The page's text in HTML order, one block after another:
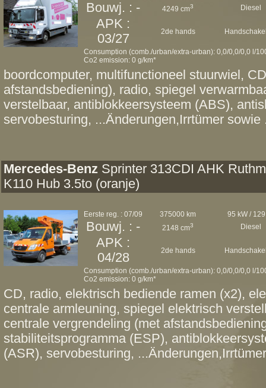
Bouwj. : - 4249 cm3 Diesel
APK :
03/27
2de hands
Consumption (comb./urban/extra-urban): 0,0/0,0/0,0 l/
Co2 emission: 0 g/km*
boordcomputer, multifunctioneel stuurwiel,
afstandsbediening), radio, spiegel
verstelbaar, antiblokkeersysteem (ABS),
servobesturing, ...Änderungen,Irrtümer
Mercedes-Benz Sprinter 313CDI AHK
K110 Hub 3.5to (oranje)
Eerste reg. : 07/09 375000 km 95 kW /
Bouwj. : - 2148 cm3 Diesel
APK :
04/28
2de hands
Consumption (comb./urban/extra-urban): 0,0/0,0/0,0 l/
Co2 emission: 0 g/km*
CD, radio, elektrisch bediende ramen (x2),
centrale armleuning, spiegel elektrisch
centrale vergrendeling (met
stabiliteitsprogramma (ESP),
(ASR), servobesturing,